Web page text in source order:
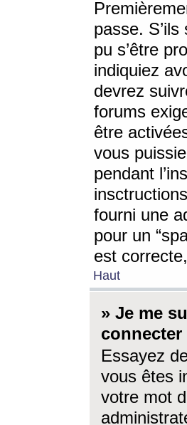
passe.
pu s’être
indiquiez
devrez
forums
être
vous
pendant
fourni une
pour un
est
Haut
» Je me
connecter
Essayez
vous êtes
votre mot